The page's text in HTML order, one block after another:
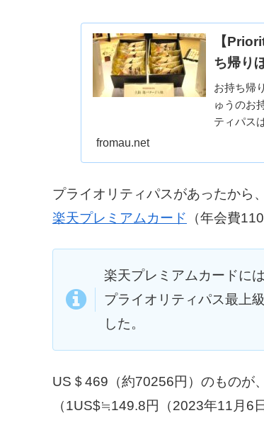
【
ち帰り
お持ち帰
ゅうのお
ティパス
fromau.net
プライオリティパスがあったから、
楽天プレミアムカード （年会費
楽天プレミアムカードには
プライオリティパス最上
した。
US＄469（約70256円）のものが
（1US$≒149.8円（2023年11月6